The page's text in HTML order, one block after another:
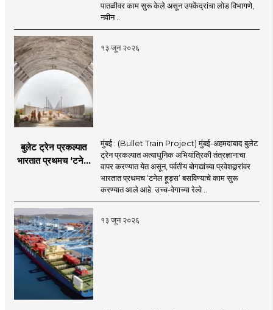
उपाययोजना
पातळीवर काम सुरू केले असून उपकेंद्रांचा लोड विभागणे,
नवीन ..
१३ जून २०२६
बुलेट ट्रेन प्रकल्पात
भारतात प्रथमच ‘टनेल
आवाजावर
नियंत्रण;प्रवास अधिक
सुरक्षित व आरामदायी
होणार
मुंबई : (Bullet Train Project) मुंबई-अहमदाबाद बुलेट
ट्रेन प्रकल्पात अत्याधुनिक अभियांत्रिकी तंत्रज्ञानाचा
वापर करण्यात येत असून, पर्वतीय बोगद्यांच्या प्रवेशद्वारांवर
भारतात प्रथमच ‘टनेल हूड्स’ बसविण्याचे काम सुरू
करण्यात आले आहे. उच्च-वेगाच्या रेल्वे ..
१३ जून २०२६